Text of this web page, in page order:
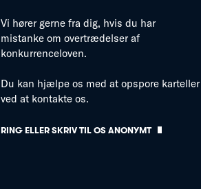
Vi hører gerne fra dig, hvis du har
mistanke om overtrædelser af
konkurrenceloven.
Du kan hjælpe os med at opspore karteller
ved at kontakte os.
RING ELLER SKRIV TIL OS ANONYMT